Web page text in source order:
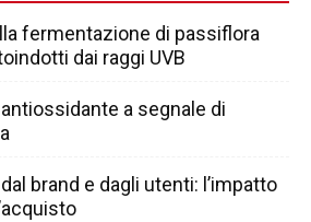
fermentazione di passiflora
dai raggi UVB
a segnale di
brand e dagli utenti: l’impatto